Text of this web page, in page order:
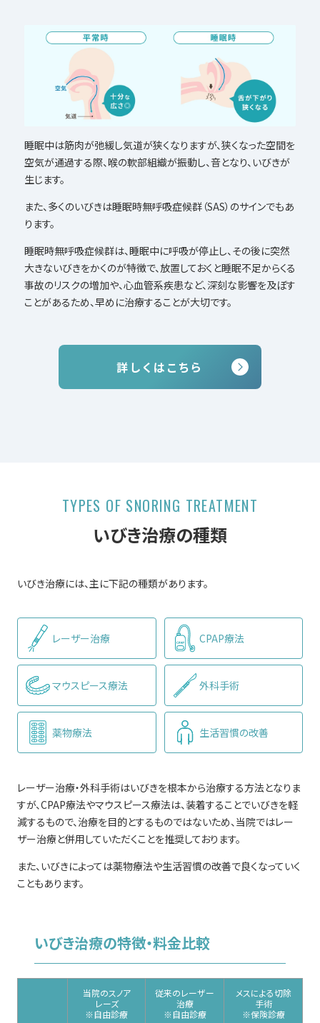
睡眠中は筋肉が弛緩し気道が狭くなりますが、狭くなった空間を
空気が通過する際、喉の軟部組織が振動し、音となり、いびきが
生じます。
また、多くのいびきは睡眠時無呼吸症候群（SAS）のサインでもあ
ります。
睡眠時無呼吸症候群は、睡眠中に呼吸が停止し、その後に突然
大きないびきをかくのが特徴で、放置しておくと睡眠不足からくる
事故のリスクの増加や、心血管系疾患など、深刻な影響を及ぼす
ことがあるため、早めに治療することが大切です。
詳しくはこちら
TYPES OF SNORING TREATMENT
いびき治療の種類
いびき治療には、主に下記の種類があります。
レーザー治療 CPAP療法
マウスピース療法 外科手術
薬物療法 生活習慣の改善
レーザー治療・外科手術はいびきを根本から治療する方法となりま
すが、CPAP療法やマウスピース療法は、装着することでいびきを軽
減するもので、治療を目的とするものではないため、当院ではレー
ザー治療と併用していただくことを推奨しております。
また、いびきによっては薬物療法や生活習慣の改善で良くなっていく
こともあります。
いびき治療の特徴・料金比較
当院のスノア
レーズ
※自由診療
従来のレーザー
治療
※自由診療
メスによる切除
手術
※保険診療